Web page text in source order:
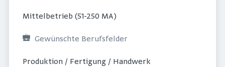
Mittelbetrieb (51-250 MA)
Gewünschte Berufsfelder
Produktion / Fertigung / Handwerk